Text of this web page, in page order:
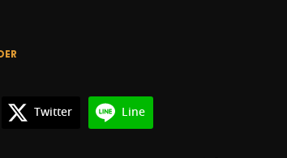
Twitter Line